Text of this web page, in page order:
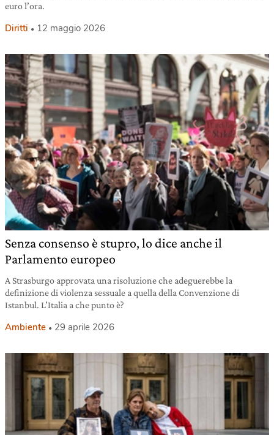
euro l’ora.
Diritti 12 maggio 2026
Senza consenso è stupro, lo dice anche il
Parlamento europeo
A Strasburgo approvata una risoluzione che adeguerebbe la
definizione di violenza sessuale a quella della Convenzione di
Istanbul. L’Italia a che punto è?
Ambiente 29 aprile 2026